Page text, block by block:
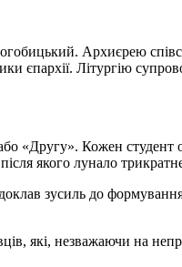
Архиєрею
єпархії. Літургію
«Другу». Кожен студент
якого лунало
зусиль до
які, незважаючи на